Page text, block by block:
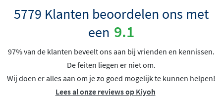
5779 Klanten beoordelen ons met
een 9.1
97% van de klanten beveelt ons aan bij vrienden en kennissen.
De feiten liegen er niet om.
Wij doen er alles aan om je zo goed mogelijk te kunnen helpen!
Lees al onze reviews op Kiyoh